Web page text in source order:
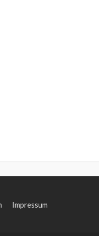
Impressum